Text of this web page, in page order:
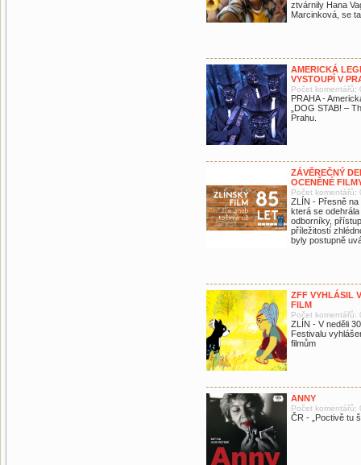
ztvárnily Hana
Marcinková, se
AMERICKÁ
VYSTOUPÍ V
Počet komentářů:
PRAHA -
„DOG STAB! –
Prahu.
ZÁVĚREČNÝ
OCENĚNÉ
Počet komentářů:
ZLÍN - Přesně
která se
odborníky,
příležitostí
byly postupně
ZFF VYHLÁSIL
FILM
Počet komentářů:
ZLÍN - V neděli
Festivalu
filmům
ANNY
Počet komentářů:
ČR - „Poctivě tu